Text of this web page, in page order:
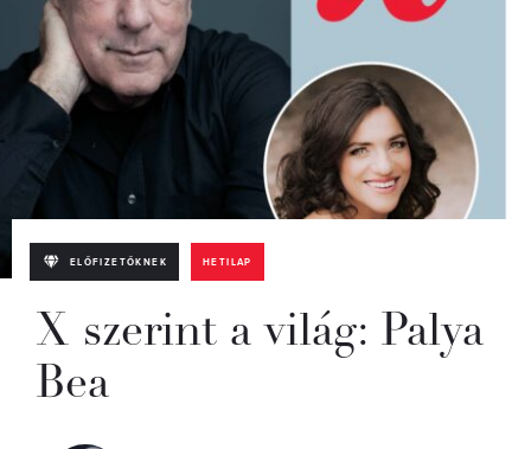
ELŐFIZETŐKNEK HETILAP
X szerint a világ: Palya
Bea